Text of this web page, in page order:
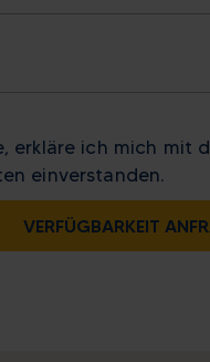
erkläre ich mich mit
einverstanden.
VERFÜGBARKEIT